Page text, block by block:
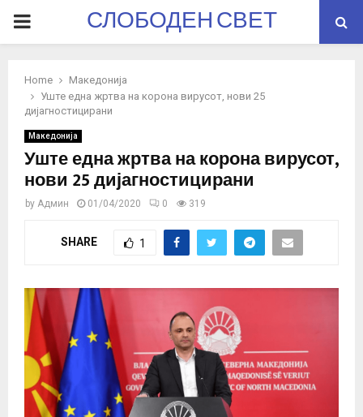
PRIMARYСЛОБОДЕН СВЕТ
Home
Македонија
Уште една жртва на корона вирусот, нови 25
дијагностицирани
Македонија
Уште една жртва на корона вирусот,
нови 25 дијагностицирани
by Админ 01/04/2020 0 319
SHARE 1